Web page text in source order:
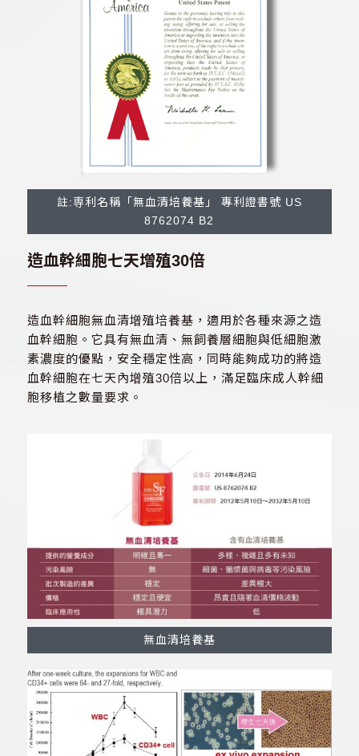
註:専利名稱「無血清培養基」 專利證書號 US
8762074 B2
造血幹細胞七天增殖30倍
造血幹細胞無血清增殖培養基，適用於各種來源之造
血幹細胞。它具有無血清、無飼養層細胞與低細胞激
素濃度的優點，安全穩定性高，同時能夠成功的將造
血幹細胞在七天內增殖30倍以上，滿足臨床成人幹細
胞移植之數量要求。
無血清培養基